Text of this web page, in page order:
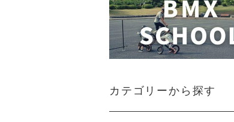
カテゴリーから探す